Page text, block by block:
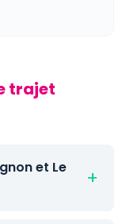
trajet
et Le